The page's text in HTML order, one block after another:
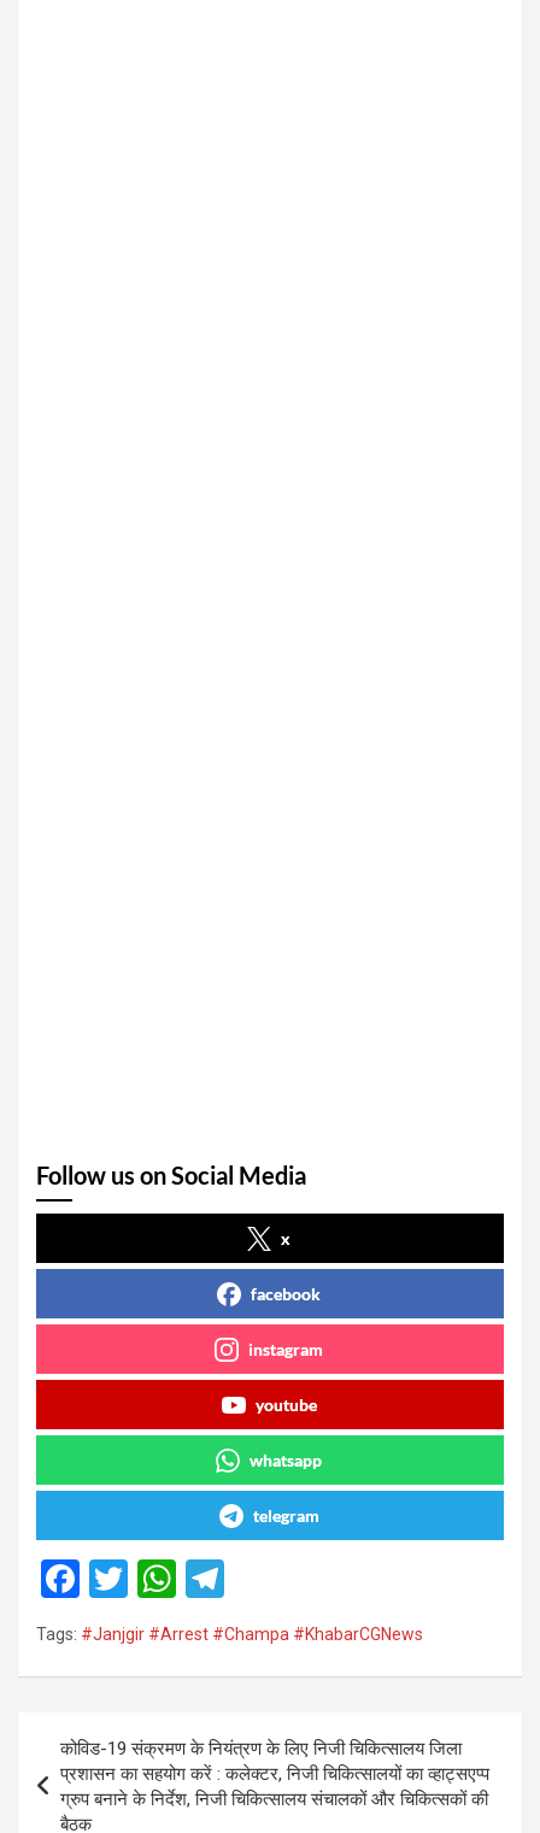
Follow us on Social Media
x
facebook
instagram
youtube
whatsapp
telegram
F
a
ce
o
o
k
T
wi
tt
W
at
A
p
p
el
e
a
m
Tags: #Janjgir #Arrest #Champa #KhabarCGNews
Post
navigation
कोविड-19 संक्रमण के नियंत्रण के लिए निजी चिकित्सालय जिला
प्रशासन का सहयोग करें : कलेक्टर, निजी चिकित्सालयों का व्हाट्सएप्प
ग्रुप बनाने के निर्देश, निजी चिकित्सालय संचालकों और चिकित्सकों की
बैठक